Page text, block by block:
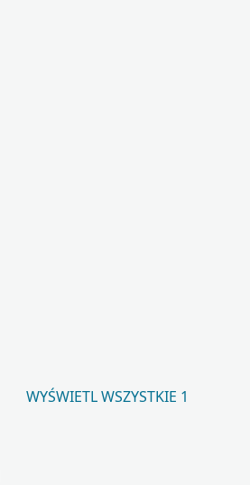
WYŚWIETL WSZYSTKIE 1